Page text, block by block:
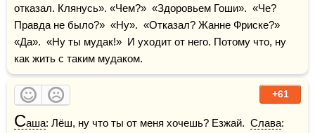
отказал. Клянусь». «Чем?»  «Здоровьем Гоши».  «Че?
Правда не было?»  «Ну».  «Отказал? Жанне Фриске?»
«Да».  «Ну ты мудак!»  И уходит от него. Потому что, ну
как жить с таким мудаком.
+61
Саша: Лёш, ну что ты от меня хочешь? Езжай. Слава: